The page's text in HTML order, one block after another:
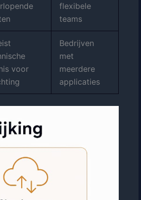
flexibele
teams
voor
Bedrijven
met
meerdere
applicaties